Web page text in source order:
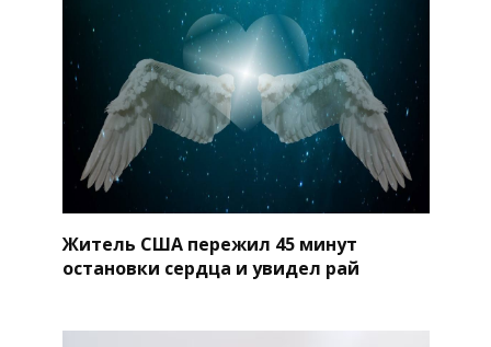
Житель США пережил 45 минут
остановки сердца и увидел рай